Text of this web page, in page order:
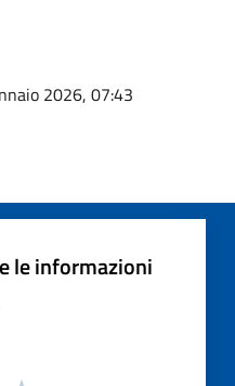
2026, 07:43
le informazioni